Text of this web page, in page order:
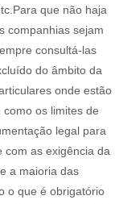
Para que não haja
companhias sejam
consultá-las
do âmbito da
onde estão
os limites de
legal para
com as exigência da
a maioria das
o que é obrigatório